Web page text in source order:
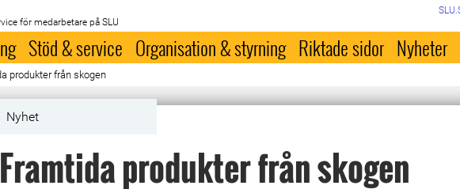
för medarbetare på SLU
Stöd & service Organisation & styrning Riktade sidor Nyheter
produkter från skogen
Nyhet
Framtida produkter från skogen